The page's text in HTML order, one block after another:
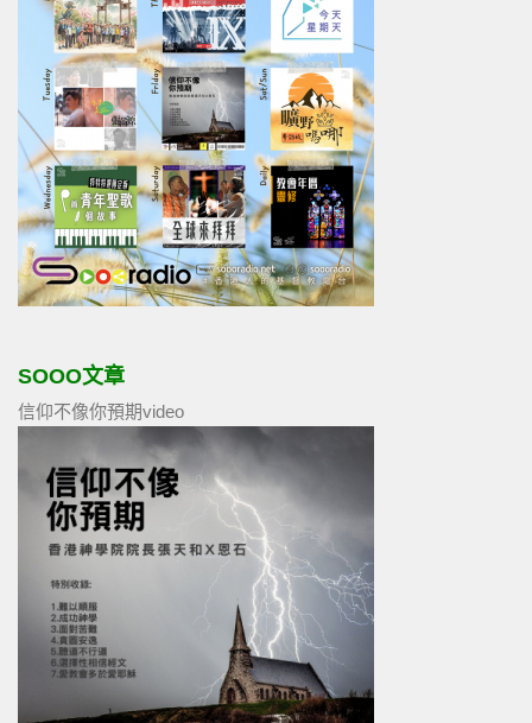
SOOO文章
信仰不像你預期video